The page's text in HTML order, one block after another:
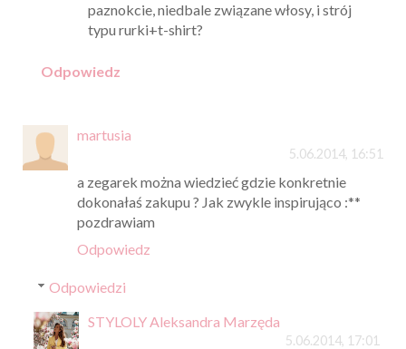
paznokcie, niedbale związane włosy, i strój
typu rurki+t-shirt?
Odpowiedz
martusia
5.06.2014, 16:51
a zegarek można wiedzieć gdzie konkretnie
dokonałaś zakupu ? Jak zwykle inspirująco :**
pozdrawiam
Odpowiedz
Odpowiedzi
STYLOLY Aleksandra Marzęda
5.06.2014, 17:01